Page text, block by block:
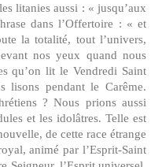
litanies aussi : « jusqu’aux
dans l’Offertoire : « et
la totalité, tout l’univers,
nos yeux quand nous
qu’on lit le Vendredi Saint
lisons pendant le Carême.
? Nous prions aussi
et les idolâtres. Telle est
de cette race étrange
animé par l’Esprit-Saint